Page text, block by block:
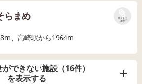
リストに
保存
らまめ
、高崎駅から1964m
できない施設（16件）
を表示する